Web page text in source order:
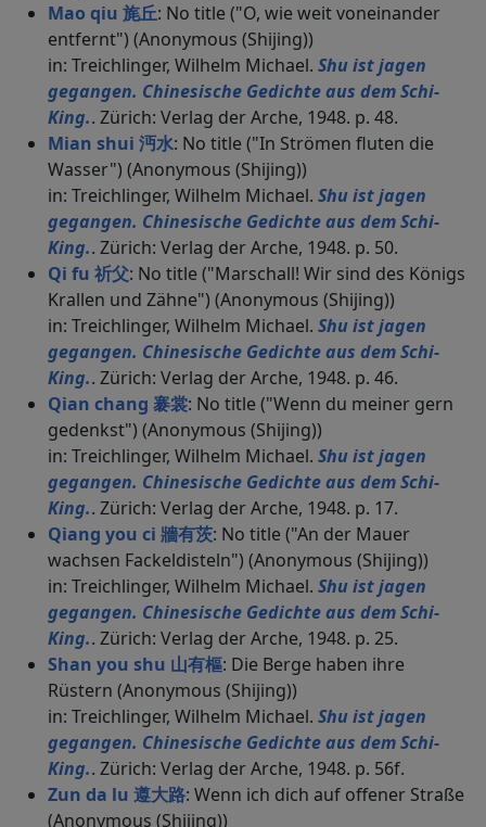
Mao qiu 旄丘: No title ("O, wie weit voneinander
entfernt") (Anonymous (Shijing))
in: Treichlinger, Wilhelm Michael. Shu ist jagen
gegangen. Chinesische Gedichte aus dem Schi-
King.. Zürich: Verlag der Arche, 1948. p. 48.
Mian shui 沔水: No title ("In Strömen fluten die
Wasser") (Anonymous (Shijing))
in: Treichlinger, Wilhelm Michael. Shu ist jagen
gegangen. Chinesische Gedichte aus dem Schi-
King.. Zürich: Verlag der Arche, 1948. p. 50.
Qi fu 祈父: No title ("Marschall! Wir sind des Königs
Krallen und Zähne") (Anonymous (Shijing))
in: Treichlinger, Wilhelm Michael. Shu ist jagen
gegangen. Chinesische Gedichte aus dem Schi-
King.. Zürich: Verlag der Arche, 1948. p. 46.
Qian chang 褰裳: No title ("Wenn du meiner gern
gedenkst") (Anonymous (Shijing))
in: Treichlinger, Wilhelm Michael. Shu ist jagen
gegangen. Chinesische Gedichte aus dem Schi-
King.. Zürich: Verlag der Arche, 1948. p. 17.
Qiang you ci 牆有茨: No title ("An der Mauer
wachsen Fackeldisteln") (Anonymous (Shijing))
in: Treichlinger, Wilhelm Michael. Shu ist jagen
gegangen. Chinesische Gedichte aus dem Schi-
King.. Zürich: Verlag der Arche, 1948. p. 25.
Shan you shu 山有樞: Die Berge haben ihre
Rüstern (Anonymous (Shijing))
in: Treichlinger, Wilhelm Michael. Shu ist jagen
gegangen. Chinesische Gedichte aus dem Schi-
King.. Zürich: Verlag der Arche, 1948. p. 56f.
Zun da lu 遵大路: Wenn ich dich auf offener Straße
(Anonymous (Shijing))